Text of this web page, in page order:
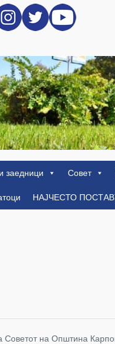
заедници Совет
НАЈЧЕСТО
Советот на Општина